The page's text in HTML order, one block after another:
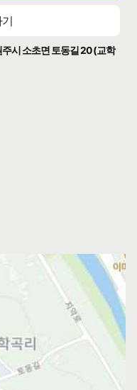
시 소초면 토동길 20 (교학